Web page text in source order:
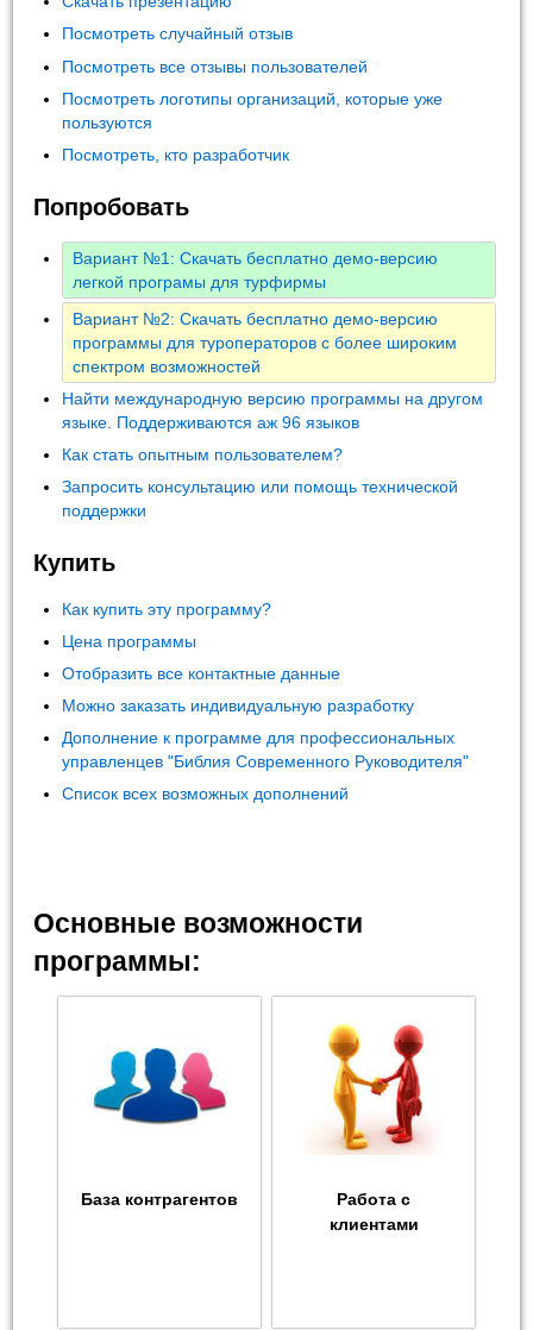
Посмотреть случайный отзыв
Посмотреть все отзывы пользователей
Посмотреть логотипы организаций, которые уже
пользуются
Посмотреть, кто разработчик
Попробовать
Вариант №1: Скачать бесплатно демо-версию
легкой програмы для турфирмы
Вариант №2: Скачать бесплатно демо-версию
программы для туроператоров с более широким
спектром возможностей
Найти международную версию программы на другом
языке. Поддерживаются аж 96 языков
Как стать опытным пользователем?
Запросить консультацию или помощь технической
поддержки
Купить
Как купить эту программу?
Цена программы
Отобразить все контактные данные
Можно заказать индивидуальную разработку
Дополнение к программе для профессиональных
управленцев "Библия Современного Руководителя"
Список всех возможных дополнений
Основные возможности
программы:
База контрагентов
Работа с
клиентами